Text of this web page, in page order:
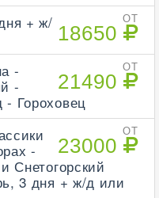
ОТ
18650
+ ж/
ОТ
21490
-
-
Гороховец
ОТ
23000
-
Снетогорский
3 дня + ж/д или